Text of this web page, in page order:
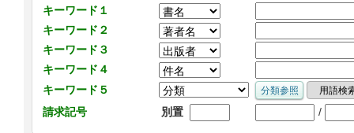
キーワード１
キーワード２
キーワード３
キーワード４
キーワード５
請求記号
別置 /